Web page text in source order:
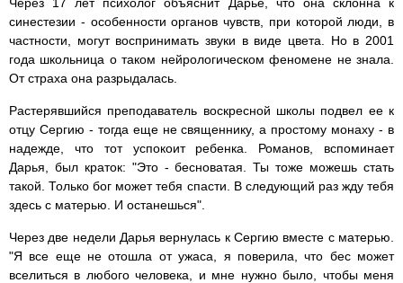
синестезии - особенности органов чувств, при которой люди, в
частности, могут воспринимать звуки в виде цвета. Но в 2001
года школьница о таком нейрологическом феномене не знала.
От страха она разрыдалась.
Растерявшийся преподаватель воскресной школы подвел ее к
отцу Сергию - тогда еще не священнику, а простому монаху - в
надежде, что тот успокоит ребенка. Романов, вспоминает
Дарья, был краток: "Это - бесноватая. Ты тоже можешь стать
такой. Только бог может тебя спасти. В следующий раз жду тебя
здесь с матерью. И останешься".
Через две недели Дарья вернулась к Сергию вместе с матерью.
"Я все еще не отошла от ужаса, я поверила, что бес может
вселиться в любого человека, и мне нужно было, чтобы меня